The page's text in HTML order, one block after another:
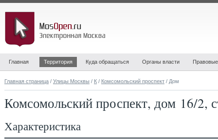
Главная Территория Куда обращаться Органы власти
Главная страница / Улицы Москвы / К / Комсомольский проспект / Дом
Комсомольский проспект, дом 16/2,
Характеристика